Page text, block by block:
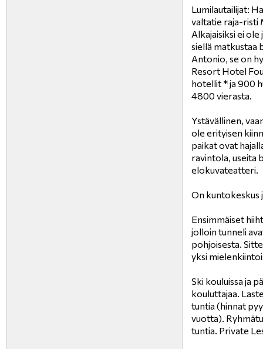
Lumilautailijat:
valtatie raja-risti
Alkajaisiksi ei
siellä matkustaa
Antonio, se on
Resort Hotel
hotellit * ja 900
4800 vierasta.
Ystävällinen,
ole erityisen
paikat ovat
ravintola, useita
elokuvateatteri.
On kuntokeskus
Ensimmäiset
jolloin tunneli
pohjoisesta.
yksi
Ski kouluissa ja
kouluttajaa.
tuntia (hinnat
vuotta).
tuntia. Private